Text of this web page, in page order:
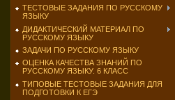
ТЕСТОВЫЕ ЗАДАНИЯ ПО РУССКОМУ
ЯЗЫКУ
ДИДАКТИЧЕСКИЙ МАТЕРИАЛ ПО
РУССКОМУ ЯЗЫКУ
ЗАДАЧИ ПО РУССКОМУ ЯЗЫКУ
ОЦЕНКА КАЧЕСТВА ЗНАНИЙ ПО
РУССКОМУ ЯЗЫКУ. 6 КЛАСС
ТИПОВЫЕ ТЕСТОВЫЕ ЗАДАНИЯ ДЛЯ
ПОДГОТОВКИ К ЕГЭ